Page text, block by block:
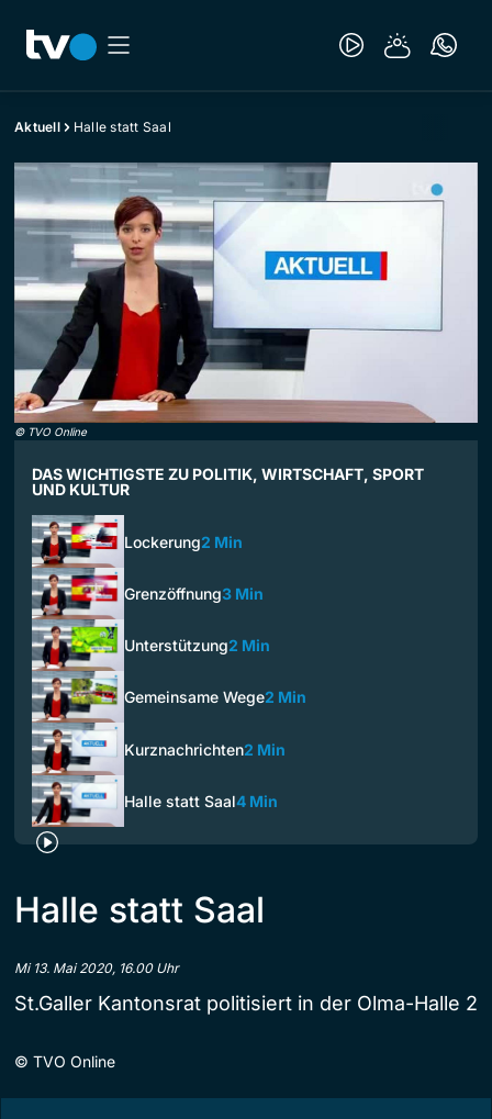
Aktuell Halle statt Saal
© TVO Online
DAS WICHTIGSTE ZU POLITIK, WIRTSCHAFT, SPORT
UND KULTUR
Lockerung2 Min
Grenzöffnung3 Min
Unterstützung2 Min
Gemeinsame Wege2 Min
Kurznachrichten2 Min
Halle statt Saal4 Min
Halle statt Saal
Mi 13. Mai 2020, 16.00 Uhr
St.Galler Kantonsrat politisiert in der Olma-Halle 2
© TVO Online